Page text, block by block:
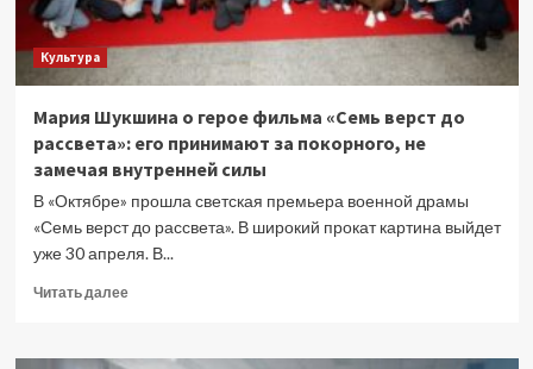
года
Культура
Мария Шукшина о герое фильма «Семь верст до
рассвета»: его принимают за покорного, не
замечая внутренней силы
В «Октябре» прошла светская премьера военной драмы
«Семь верст до рассвета». В широкий прокат картина выйдет
уже 30 апреля. В...
Читать далееПрочитать
Мария